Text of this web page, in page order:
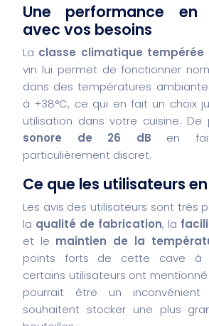
Une performance en
avec vos besoins
La classe climatique tempérée
vin lui permet de fonctionner
dans des températures
à +38°C, ce qui en fait un choix
utilisation dans votre cuisine. De
sonore de 26 dB en
particulièrement discret.
Ce que les utilisateurs
Les avis des utilisateurs sont très
la qualité de fabrication, la
et le maintien de la
points forts de cette cave à
certains utilisateurs ont
pourrait être un
souhaitent stocker une plus